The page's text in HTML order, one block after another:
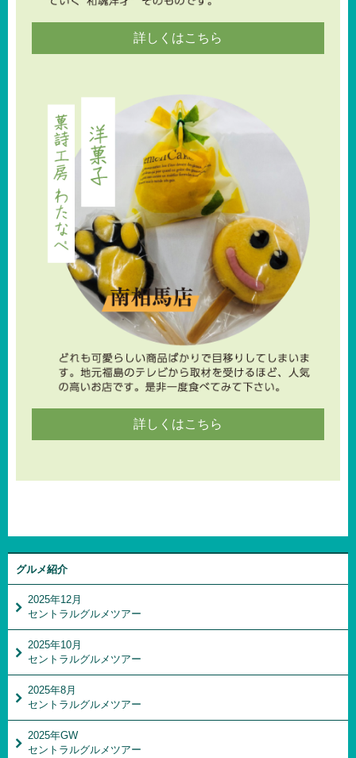
詳しくはこちら
詳しくはこちら
グルメ紹介
2025年12月
セントラルグルメツアー
2025年10月
セントラルグルメツアー
2025年8月
セントラルグルメツアー
2025年GW
セントラルグルメツアー